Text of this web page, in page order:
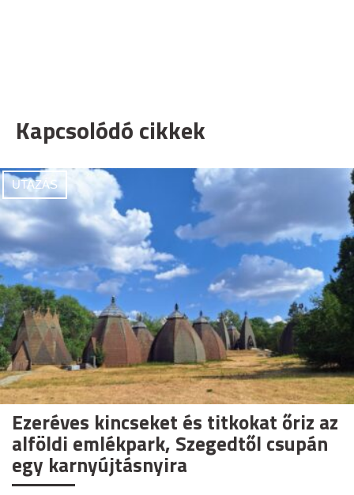
Kapcsolódó cikkek
UTAZÁS
Ezeréves kincseket és titkokat őriz az
alföldi emlékpark, Szegedtől csupán
egy karnyújtásnyira